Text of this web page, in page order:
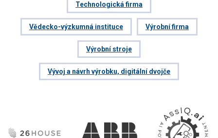
Technologická firma
Vědecko-výzkumná instituce Výrobní firma
Výrobní stroje
Vývoj a návrh výrobku, digitální dvojče